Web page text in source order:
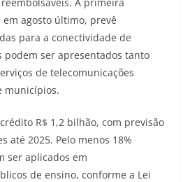
agosto último, prevê
para a conectividade de
podem ser apresentados tanto
de telecomunicações
municípios.
R$ 1,2 bilhão, com previsão
até 2025. Pelo menos 18%
ser aplicados em
de ensino, conforme a Lei